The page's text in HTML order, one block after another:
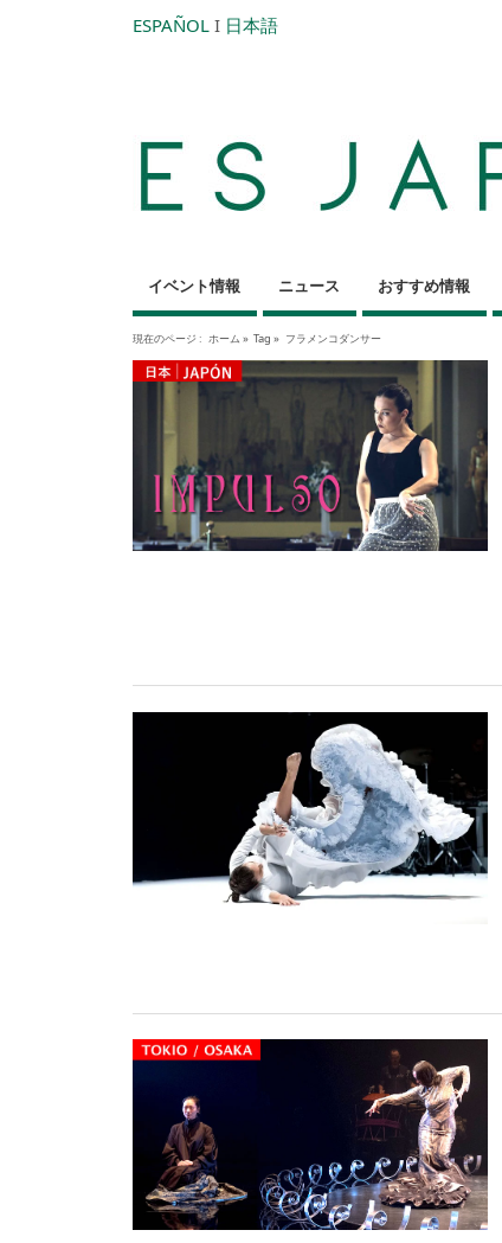
ESPAÑOL I 日本語
イベント情報 ニュース おすすめ情報
現在のページ : ホーム » Tag » フラメンコダンサー